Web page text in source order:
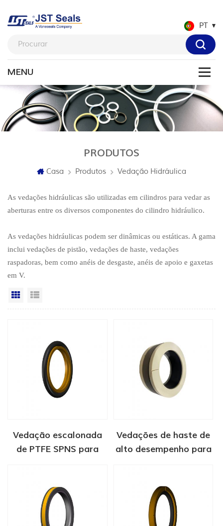
PT
PRODUTOS
Casa Produtos Vedação Hidráulica
As vedações hidráulicas são utilizadas em cilindros para vedar as
aberturas entre os diversos componentes do cilindro hidráulico.
As vedações hidráulicas podem ser dinâmicas ou estáticas. A gama
inclui vedações de pistão, vedações de haste, vedações
raspadoras, bem como anéis de desgaste, anéis de apoio e gaxetas
em V.
Vista da grade
Vedação escalonada
de PTFE SPNS para
Vedações de haste de
alto desempenho para